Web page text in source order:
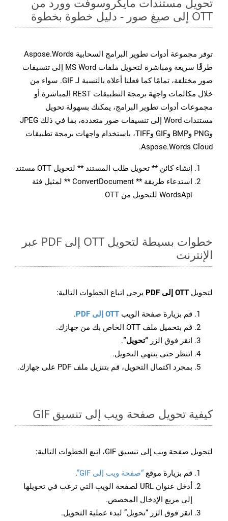
OTT إلى صيغ صور - دليل خطوة بخطوة
توفر مجموعة أدوات تطوير البرامج السحابية Aspose.Words
طرقًا سريعة ومباشرة لتحويل ملفات MS Word إلى تنسيقات
صور مختلفة، تمامًا كما فعلنا أعلاه بالنسبة لـ GIF. سواء من
خلال مكالمات واجهة برمجة التطبيقات REST المباشرة أو
مجموعات أدوات تطوير البرامج، يمكنك بسهولة تحويل
مستندات Word إلى تنسيقات صور متعددة، بما في ذلك JPEG
وPNG وBMP وGIF وTIFF، باستخدام واجهات برمجة تطبيقات
Aspose.Words Cloud.
إنشاء كائن ** تحويل طلب المستند ** لتحويل OTT مستند
استدعاء طريقة ** ConvertDocument ** لمثيل فئة
WordsApi للتحويل من OTT
خطوات بسيطة لتحويل OTT إلى PDF عبر
الإنترنت
لتحويل OTT إلى PDF يرجى اتباع الخطوات التالية:
قم بزيارة صفحة الويب OTT إلى PDF
.
قم بتحميل ملف OTT الخاص بك من جهازك.
انقر فوق الزر “تحويل”.
انتظر حتى ينتهي التحويل.
بمجرد اكتمال التحويل، قم بتنزيل ملف PDF على جهازك.
كيفية تحويل صفحة ويب إلى تنسيق GIF
لتحويل صفحة ويب إلى تنسيق GIF، اتبع الخطوات التالية:
قم بزيارة موقع “صفحة ويب إلى GIF”
.
أدخل عنوان URL لصفحة الويب التي ترغب في تحويلها
إلى مربع الإدخال المخصص.
انقر فوق الزر “تحويل” لبدء عملية التحويل.